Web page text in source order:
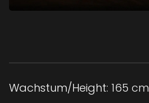
Wachstum/Height: 165 cm